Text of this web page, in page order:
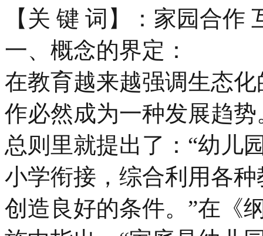
【关 键 词】：家园合作
一、概念的界定：
在教育越来越强调生态
作必然成为一种发展趋
总则里就提出了：“幼儿
小学衔接，综合利用各
创造良好的条件。”在